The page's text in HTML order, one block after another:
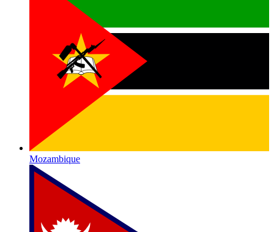
Mozambique